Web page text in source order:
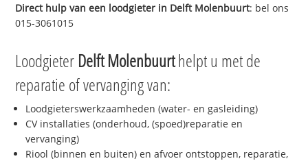
Direct hulp van een loodgieter in Delft Molenbuurt: bel ons
015-3061015
Loodgieter Delft Molenbuurthelpt u met de
reparatie of vervanging van:
Loodgieterswerkzaamheden (water- en gasleiding)
CV installaties (onderhoud, (spoed)reparatie en
vervanging)
Riool (binnen en buiten) en afvoer ontstoppen, reparatie,